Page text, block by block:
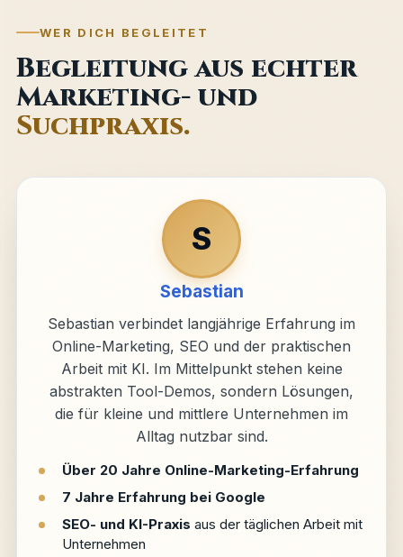
WER DICH BEGLEITET
Begleitung aus echter
Marketing- und
Suchpraxis.
S
Sebastian
Sebastian verbindet langjährige Erfahrung im
Online-Marketing, SEO und der praktischen
Arbeit mit KI. Im Mittelpunkt stehen keine
abstrakten Tool-Demos, sondern Lösungen,
die für kleine und mittlere Unternehmen im
Alltag nutzbar sind.
Über 20 Jahre Online-Marketing-Erfahrung
7 Jahre Erfahrung bei Google
SEO- und KI-Praxis aus der täglichen Arbeit mit
Unternehmen